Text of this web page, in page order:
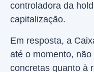
controladora da
capitalização.
Em resposta, a
até o momento,
concretas quanto à